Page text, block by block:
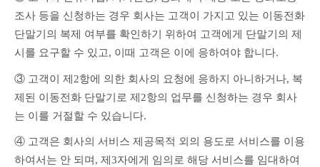
조사 등을 신청하는 경우 회사는 고객이 가지고 있는 이동전화
단말기의 복제 여부를 확인하기 위하여 고객에게 단말기의 제
시를 요구할 수 있고, 이때 고객은 이에 응하여야 합니다.
③ 고객이 제2항에 의한 회사의 요청에 응하지 아니하거나, 복
제된 이동전화 단말기로 제2항의 업무를 신청하는 경우 회사
는 이를 거절할 수 있습니다.
④ 고객은 회사의 서비스 제공목적 외의 용도로 서비스를 이용
하여서는 안 되며, 제3자에게 임의로 해당 서비스를 임대하여